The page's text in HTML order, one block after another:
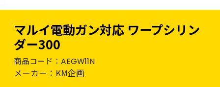
マルイ電動ガン対応 ワープシリン
ダー300
商品コード： AEGW11N
メーカー： KM企画